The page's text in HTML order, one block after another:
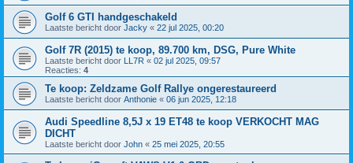
Golf 6 GTI handgeschakeld
Laatste bericht door Jacky « 22 jul 2025, 00:20
Golf 7R (2015) te koop, 89.700 km, DSG, Pure White
Laatste bericht door LL7R « 02 jul 2025, 09:57
Reacties: 4
Te koop: Zeldzame Golf Rallye ongerestaureerd
Laatste bericht door Anthonie « 06 jun 2025, 12:18
Audi Speedline 8,5J x 19 ET48 te koop VERKOCHT MAG
DICHT
Laatste bericht door John « 25 mei 2025, 20:55